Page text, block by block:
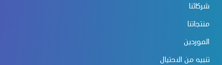
شركائنا
منتجاتنا
الموردين
تنبيه من الاحتيال